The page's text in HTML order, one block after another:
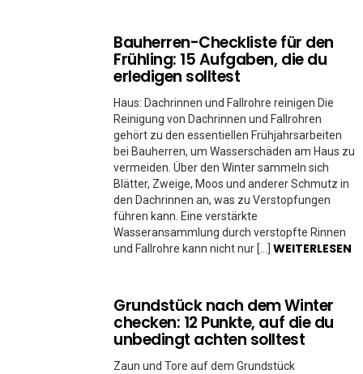
Bauherren-Checkliste für den
Frühling: 15 Aufgaben, die du
erledigen solltest
Haus: Dachrinnen und Fallrohre reinigen Die
Reinigung von Dachrinnen und Fallrohren
gehört zu den essentiellen Frühjahrsarbeiten
bei Bauherren, um Wasserschäden am Haus zu
vermeiden. Über den Winter sammeln sich
Blätter, Zweige, Moos und anderer Schmutz in
den Dachrinnen an, was zu Verstopfungen
führen kann. Eine verstärkte
Wasseransammlung durch verstopfte Rinnen
und Fallrohre kann nicht nur […] WEITERLESEN
Grundstück nach dem Winter
checken: 12 Punkte, auf die du
unbedingt achten solltest
Zaun und Tore auf dem Grundstück